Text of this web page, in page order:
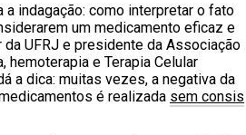
a indagação: como interpretar o fato
um medicamento eficaz e
UFRJ e presidente da Associação
hemoterapia e Terapia Celular
a dica: muitas vezes, a negativa da
é realizada sem consis